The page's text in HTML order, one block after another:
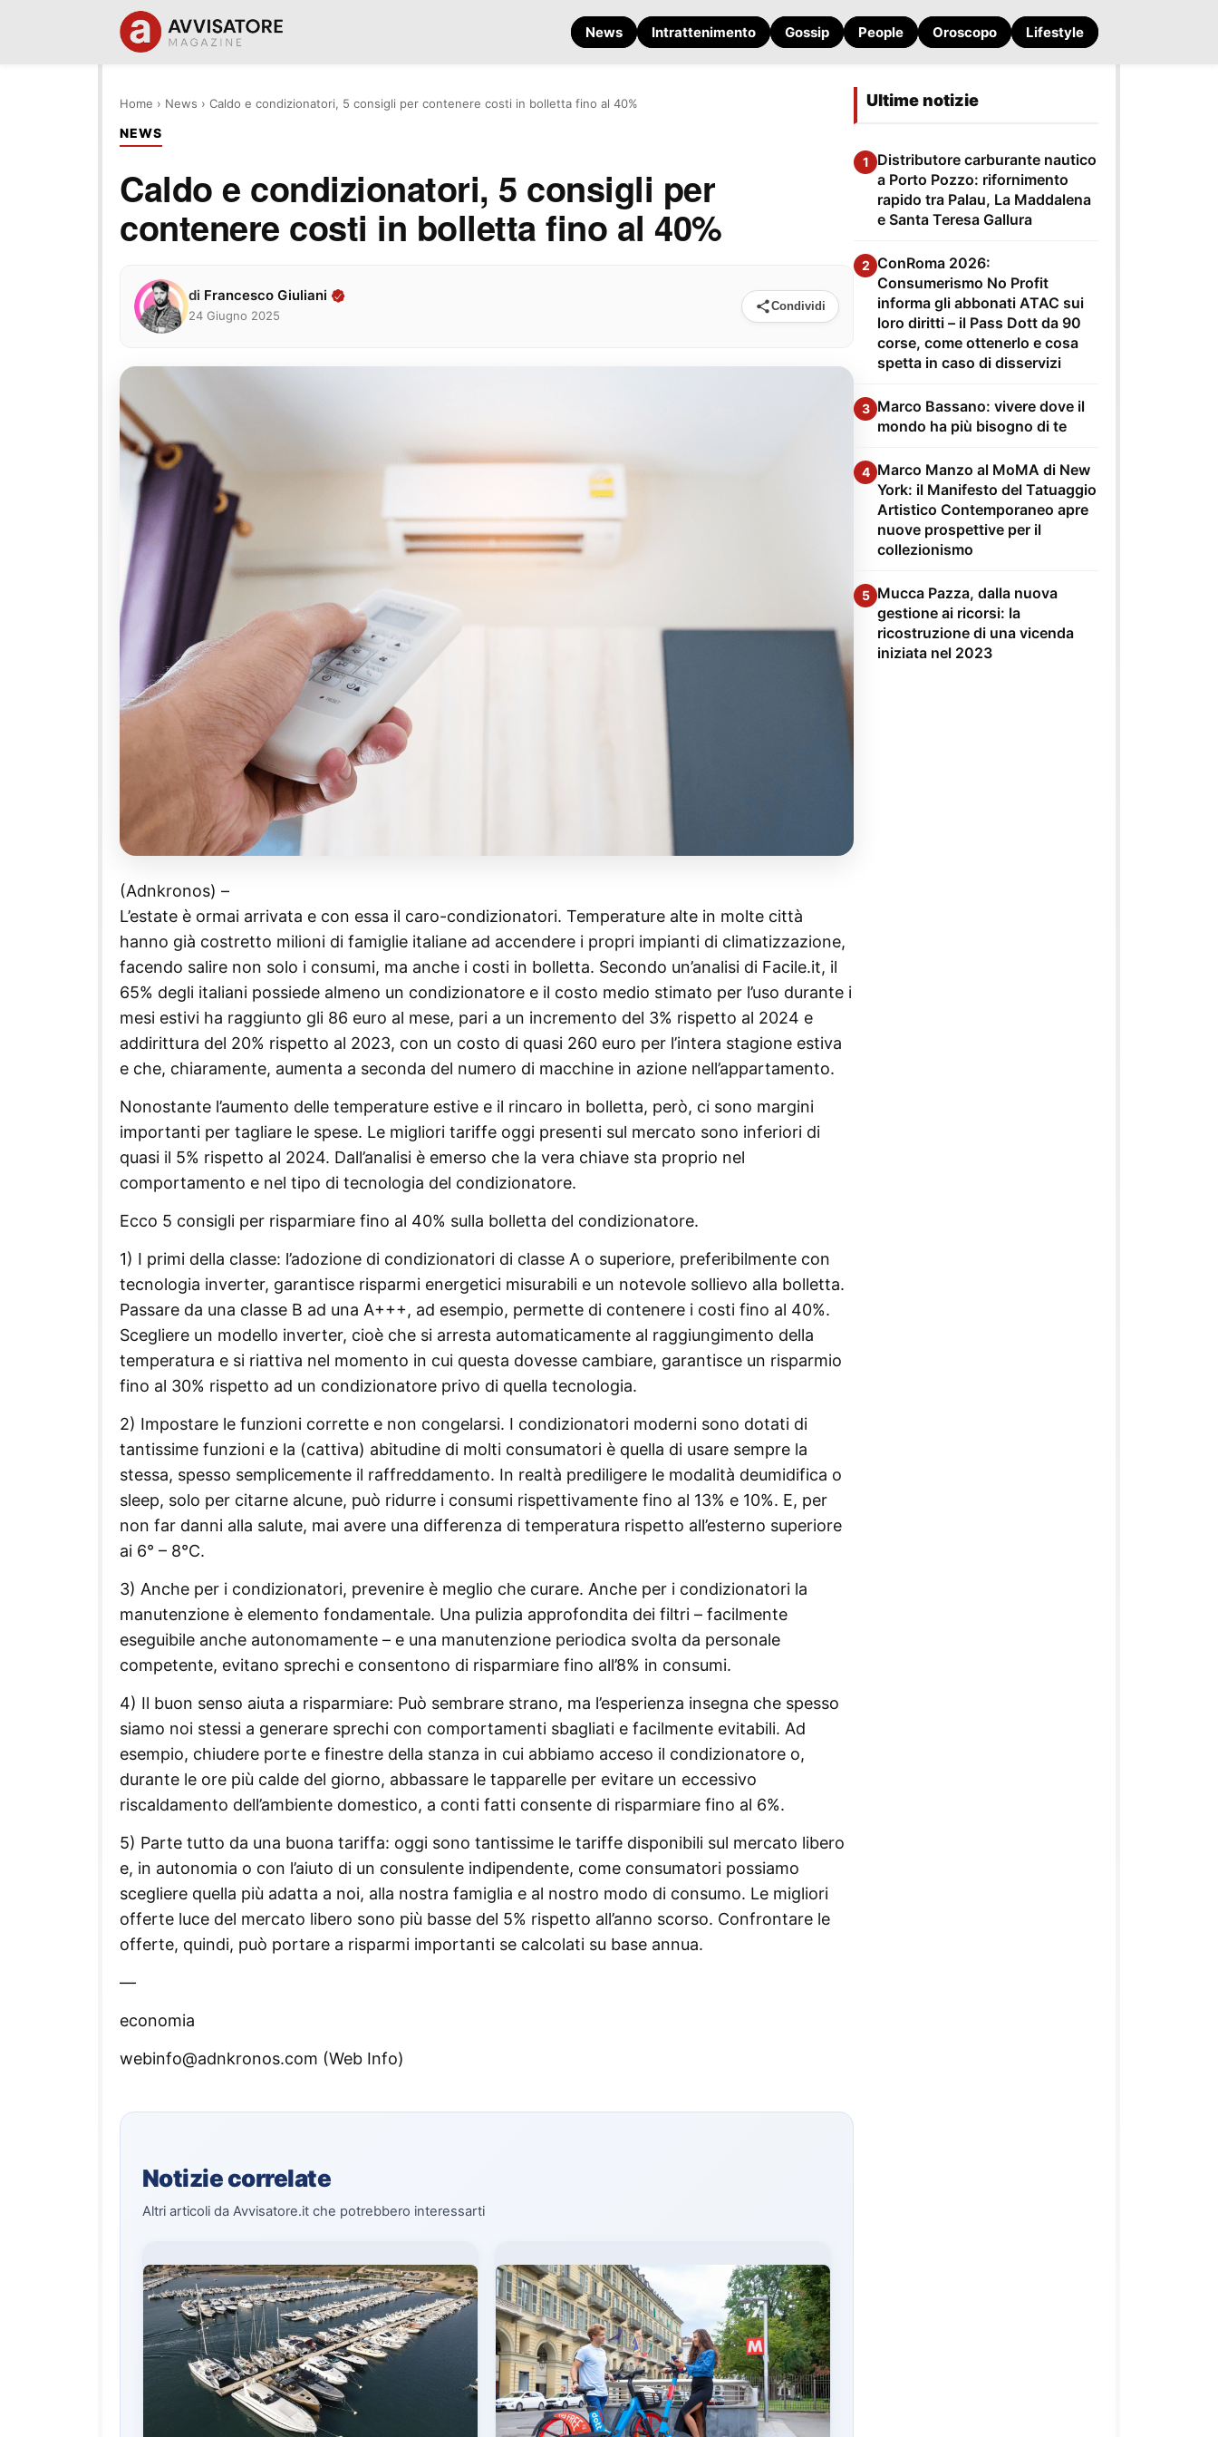
News Intrattenimento Gossip People Oroscopo Lifestyle
Home › News › Caldo e condizionatori, 5 consigli per contenere costi in bolletta fino al 40%
NEWS
Caldo e condizionatori, 5 consigli per
contenere costi in bolletta fino al 40%
di Francesco Giuliani
24 Giugno 2025
Condividi
(Adnkronos) –
L’estate è ormai arrivata e con essa il caro-condizionatori. Temperature alte in molte città
hanno già costretto milioni di famiglie italiane ad accendere i propri impianti di climatizzazione,
facendo salire non solo i consumi, ma anche i costi in bolletta. Secondo un’analisi di Facile.it, il
65% degli italiani possiede almeno un condizionatore e il costo medio stimato per l’uso durante i
mesi estivi ha raggiunto gli 86 euro al mese, pari a un incremento del 3% rispetto al 2024 e
addirittura del 20% rispetto al 2023, con un costo di quasi 260 euro per l’intera stagione estiva
e che, chiaramente, aumenta a seconda del numero di macchine in azione nell’appartamento.
Nonostante l’aumento delle temperature estive e il rincaro in bolletta, però, ci sono margini
importanti per tagliare le spese. Le migliori tariffe oggi presenti sul mercato sono inferiori di
quasi il 5% rispetto al 2024. Dall’analisi è emerso che la vera chiave sta proprio nel
comportamento e nel tipo di tecnologia del condizionatore.
Ecco 5 consigli per risparmiare fino al 40% sulla bolletta del condizionatore.
1) I primi della classe: l’adozione di condizionatori di classe A o superiore, preferibilmente con
tecnologia inverter, garantisce risparmi energetici misurabili e un notevole sollievo alla bolletta.
Passare da una classe B ad una A+++, ad esempio, permette di contenere i costi fino al 40%.
Scegliere un modello inverter, cioè che si arresta automaticamente al raggiungimento della
temperatura e si riattiva nel momento in cui questa dovesse cambiare, garantisce un risparmio
fino al 30% rispetto ad un condizionatore privo di quella tecnologia.
2) Impostare le funzioni corrette e non congelarsi. I condizionatori moderni sono dotati di
tantissime funzioni e la (cattiva) abitudine di molti consumatori è quella di usare sempre la
stessa, spesso semplicemente il raffreddamento. In realtà prediligere le modalità deumidifica o
sleep, solo per citarne alcune, può ridurre i consumi rispettivamente fino al 13% e 10%. E, per
non far danni alla salute, mai avere una differenza di temperatura rispetto all’esterno superiore
ai 6° – 8°C.
3) Anche per i condizionatori, prevenire è meglio che curare. Anche per i condizionatori la
manutenzione è elemento fondamentale. Una pulizia approfondita dei filtri – facilmente
eseguibile anche autonomamente – e una manutenzione periodica svolta da personale
competente, evitano sprechi e consentono di risparmiare fino all’8% in consumi.
4) Il buon senso aiuta a risparmiare: Può sembrare strano, ma l’esperienza insegna che spesso
siamo noi stessi a generare sprechi con comportamenti sbagliati e facilmente evitabili. Ad
esempio, chiudere porte e finestre della stanza in cui abbiamo acceso il condizionatore o,
durante le ore più calde del giorno, abbassare le tapparelle per evitare un eccessivo
riscaldamento dell’ambiente domestico, a conti fatti consente di risparmiare fino al 6%.
5) Parte tutto da una buona tariffa: oggi sono tantissime le tariffe disponibili sul mercato libero
e, in autonomia o con l’aiuto di un consulente indipendente, come consumatori possiamo
scegliere quella più adatta a noi, alla nostra famiglia e al nostro modo di consumo. Le migliori
offerte luce del mercato libero sono più basse del 5% rispetto all’anno scorso. Confrontare le
offerte, quindi, può portare a risparmi importanti se calcolati su base annua.
—
economia
webinfo@adnkronos.com (Web Info)
Notizie correlate
Altri articoli da Avvisatore.it che potrebbero interessarti
Ultime notizie
1
Distributore carburante nautico
a Porto Pozzo: rifornimento
rapido tra Palau, La Maddalena
e Santa Teresa Gallura
2 ConRoma 2026:
Consumerismo No Profit
informa gli abbonati ATAC sui
loro diritti – il Pass Dott da 90
corse, come ottenerlo e cosa
spetta in caso di disservizi
3 Marco Bassano: vivere dove il
mondo ha più bisogno di te
4 Marco Manzo al MoMA di New
York: il Manifesto del Tatuaggio
Artistico Contemporaneo apre
nuove prospettive per il
collezionismo
5 Mucca Pazza, dalla nuova
gestione ai ricorsi: la
ricostruzione di una vicenda
iniziata nel 2023